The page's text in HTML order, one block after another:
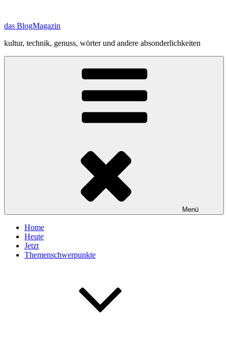
springen
das BlogMagazin
kultur, technik, genuss, wörter und andere absonderlichkeiten
Menü
Home
Heute
Jetzt
Themenschwerpunkte